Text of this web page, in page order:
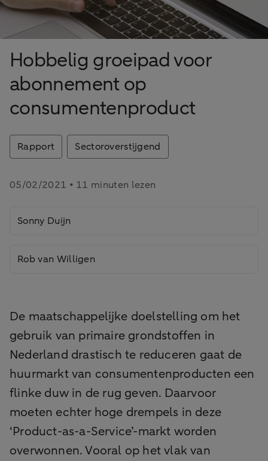
Hobbelig groeipad voor
abonnement op
consumentenproduct
Rapport Sectoroverstijgend
05/02/2021 • 11 minuten lezen
Sonny Duijn
Rob van Willigen
De maatschappelijke doelstelling om het
gebruik van primaire grondstoffen in
Nederland drastisch te reduceren gaat de
huurmarkt van consumentenproducten een
flinke duw in de rug geven. Daarvoor
moeten echter hoge drempels in deze
‘Product-as-a-Service’-markt worden
overwonnen. Vooral op het vlak van